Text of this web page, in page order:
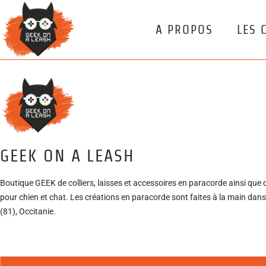
A PROPOS LES
GEEK ON A LEASH
Boutique GEEK de colliers, laisses et accessoires en paracorde ainsi que
pour chien et chat. Les créations en paracorde sont faites à la main
(81), Occitanie.